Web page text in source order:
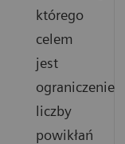
którego
celem
jest
ograniczenie
liczby
powikłań